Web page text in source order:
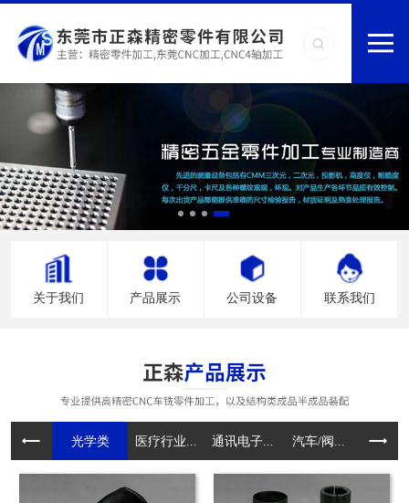
关于我们 产品展示 公司设备 联系我们
光学类 医疗行业... 通讯电子... 汽车/阀... 电动工